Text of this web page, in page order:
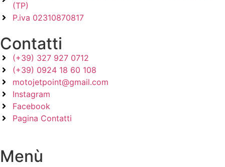
(TP)
P.iva 02310870817
Contatti
(+39) 327 927 0712
(+39) 0924 18 60 108
motojetpoint@gmail.com
Instagram
Facebook
Pagina Contatti
Menù